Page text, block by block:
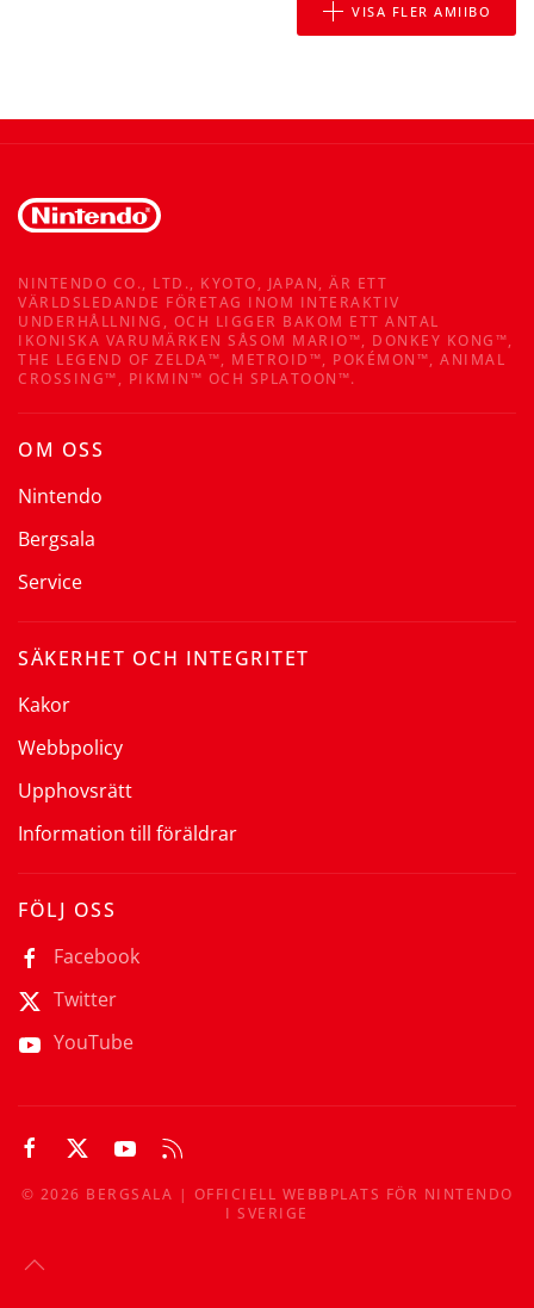
VISA FLER AMIIBO
NINTENDO CO., LTD., KYOTO, JAPAN, ÄR ETT
VÄRLDSLEDANDE FÖRETAG INOM INTERAKTIV
UNDERHÅLLNING, OCH LIGGER BAKOM ETT ANTAL
IKONISKA VARUMÄRKEN SÅSOM MARIO™, DONKEY KONG™,
THE LEGEND OF ZELDA™, METROID™, POKÉMON™, ANIMAL
CROSSING™, PIKMIN™ OCH SPLATOON™.
OM OSS
Nintendo
Bergsala
Service
SÄKERHET OCH INTEGRITET
Kakor
Webbpolicy
Upphovsrätt
Information till föräldrar
FÖLJ OSS
Facebook
Twitter
YouTube
© 2026 BERGSALA | OFFICIELL WEBBPLATS FÖR NINTENDO
I SVERIGE